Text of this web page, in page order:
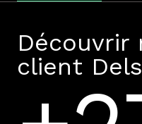
Découvrir
client